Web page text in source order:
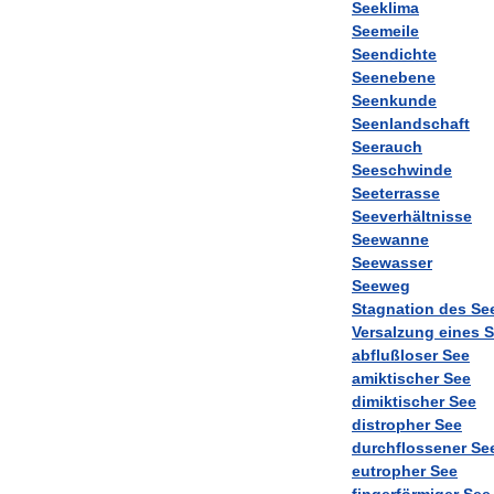
Seeklima
Seemeile
Seendichte
Seenebene
Seenkunde
Seenlandschaft
Seerauch
Seeschwinde
Seeterrasse
Seeverhältnisse
Seewanne
Seewasser
Seeweg
Stagnation des
Versalzung eines
abflußloser See
amiktischer See
dimiktischer See
distropher See
durchflossener
eutropher See